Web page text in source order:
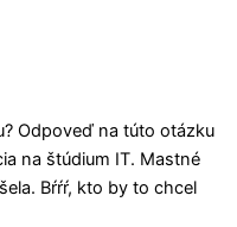
Odpoveď na túto otázku
na štúdium IT. Mastné
Bŕŕŕ, kto by to chcel